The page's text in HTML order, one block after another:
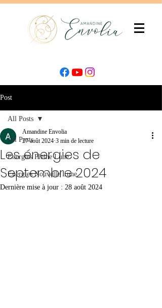
Post
All Posts
Energies Pleine Lune
Energies Nouvelle Lune
All Posts
Les énergies de
Septembre 2024
Amandine Envolia
27 août 2024 3 min de lecture
Dernière mise à jour : 28 août 2024